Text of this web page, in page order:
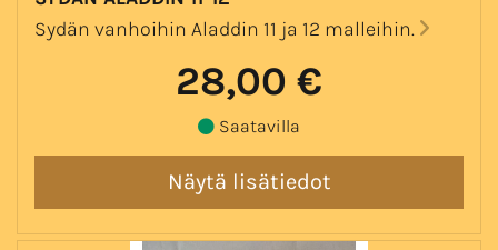
Sydän vanhoihin Aladdin 11 ja 12 malleihin.
28,00 €
Saatavilla